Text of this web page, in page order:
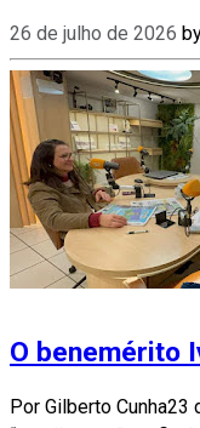
26 de julho de 2026
O benemérito
Por Gilberto